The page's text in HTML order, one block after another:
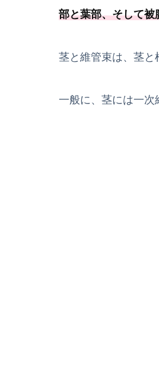
部と葉部、そして被
茎と維管束は、茎と
一般に、茎には一次